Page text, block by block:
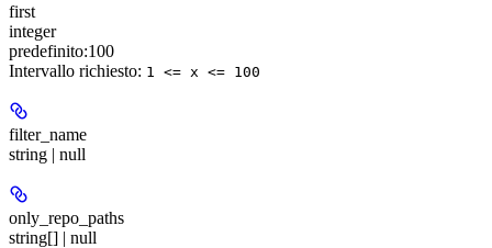
first
integer
predefinito:100
Intervallo richiesto: 1 <= x <= 100
filter_name
string | null
only_repo_paths
string[] | null